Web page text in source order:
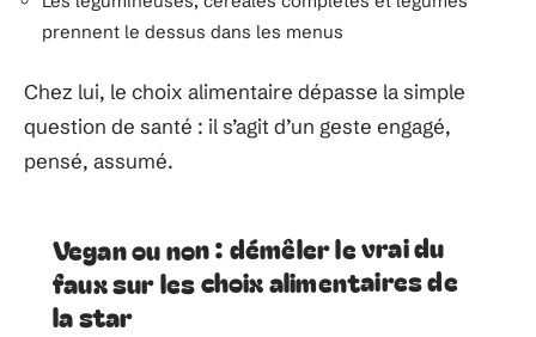
prennent le dessus dans les menus
Chez lui, le choix alimentaire dépasse la simple
question de santé : il s’agit d’un geste engagé,
pensé, assumé.
Vegan ou non : démêler le vrai du
faux sur les choix alimentaires de
la star